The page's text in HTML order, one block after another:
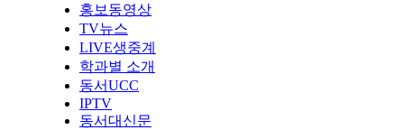
홍보동영상
TV뉴스
LIVE생중계
학과별 소개
동서UCC
IPTV
동서대신문